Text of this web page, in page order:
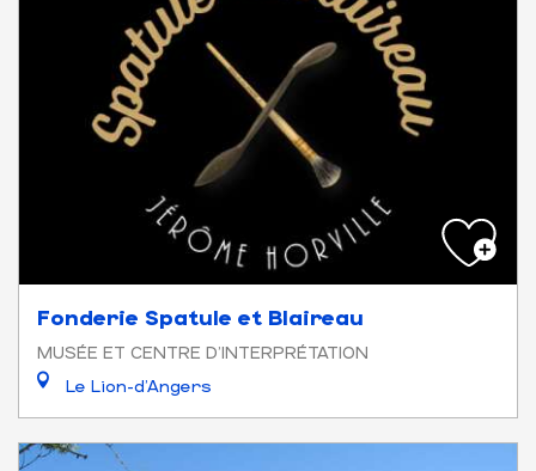
Fonderie Spatule et Blaireau
MUSÉE ET CENTRE D'INTERPRÉTATION
Le Lion-d'Angers